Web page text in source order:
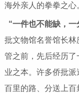
海外亲人的拳拳之心
“一件也不能缺，
批文物馆名誉馆长
管之前，先后经历
业之本。许多侨批
百里的路、分送上百